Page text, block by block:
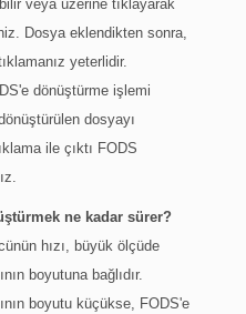
veya üzerine tıklayarak
Dosya eklendikten sonra,
yeterlidir.
dönüştürme işlemi
dosyayı
ile çıktı FODS
ne kadar sürer?
hızı, büyük ölçüde
boyutuna bağlıdır.
boyutu küçükse, FODS'e